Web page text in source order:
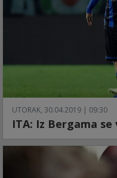
UTORAK, 30.04.2019 | 09:30
ITA: Iz Bergama